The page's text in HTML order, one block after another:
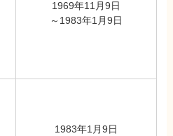
1969年11月9日
～1983年1月9日
1983年1月9日